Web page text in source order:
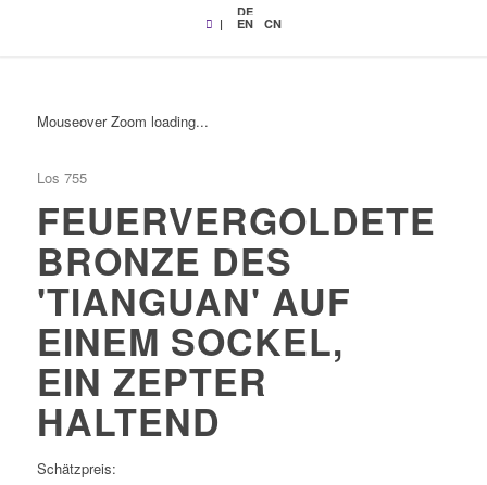
|
DE
EN CN
Mouseover Zoom loading...
Los 755
FEUERVERGOLDETE
BRONZE DES
'TIANGUAN' AUF
EINEM SOCKEL,
EIN ZEPTER
HALTEND
Schätzpreis: